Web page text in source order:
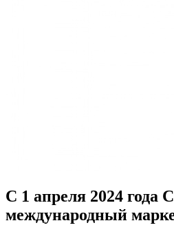
С 1 апреля 2024 года
международный